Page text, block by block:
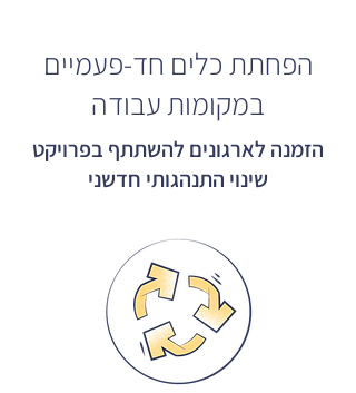
הפחתת כלים חד-פעמיים
במקומות עבודה
הזמנה לארגונים להשתתף בפרויקט
שינוי התנהגותי חדשני